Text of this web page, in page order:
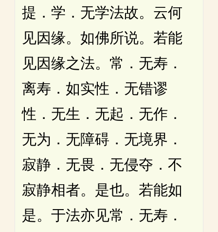
提．学．无学法故。云何
见因缘。如佛所说。若能
见因缘之法。常．无寿．
离寿．如实性．无错谬
性．无生．无起．无作．
无为．无障碍．无境界．
寂静．无畏．无侵夺．不
寂静相者。是也。若能如
是。于法亦见常．无寿．